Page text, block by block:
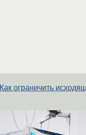
Как ограничить